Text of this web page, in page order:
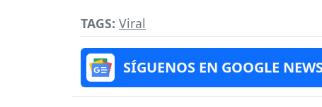
TAGS: Viral
SÍGUENOS EN GOOGLE